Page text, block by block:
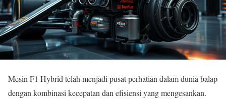
Mesin F1 Hybrid telah menjadi pusat perhatian dalam dunia balap
dengan kombinasi kecepatan dan efisiensi yang mengesankan.